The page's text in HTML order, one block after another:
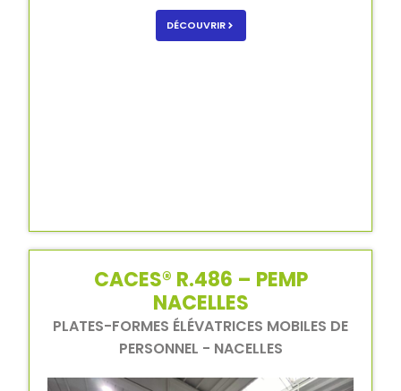
DÉCOUVRIR
CACES® R.486 – PEMP
NACELLES
PLATES-FORMES ÉLÉVATRICES MOBILES DE
PERSONNEL - NACELLES